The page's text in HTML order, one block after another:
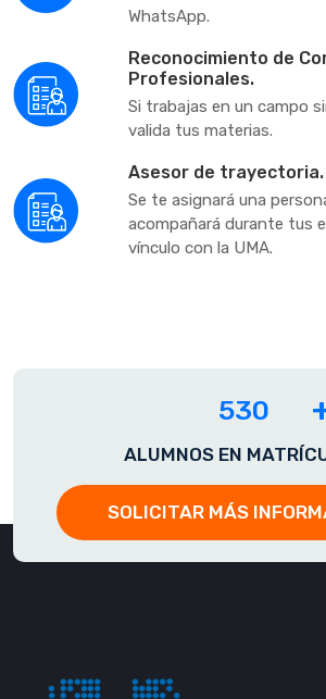
WhatsApp.
Reconocimiento de
Profesionales.
Si trabajas en un campo
valida tus materias.
Asesor de trayectoria.
Se te asignará una
acompañará durante tus
vínculo con la UMA.
530
ALUMNOS EN
SOLICITAR MÁS